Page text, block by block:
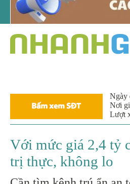
Ngày
Nơi
Lượt
Với mức giá 2,4 tỷ
trị thực, không lo